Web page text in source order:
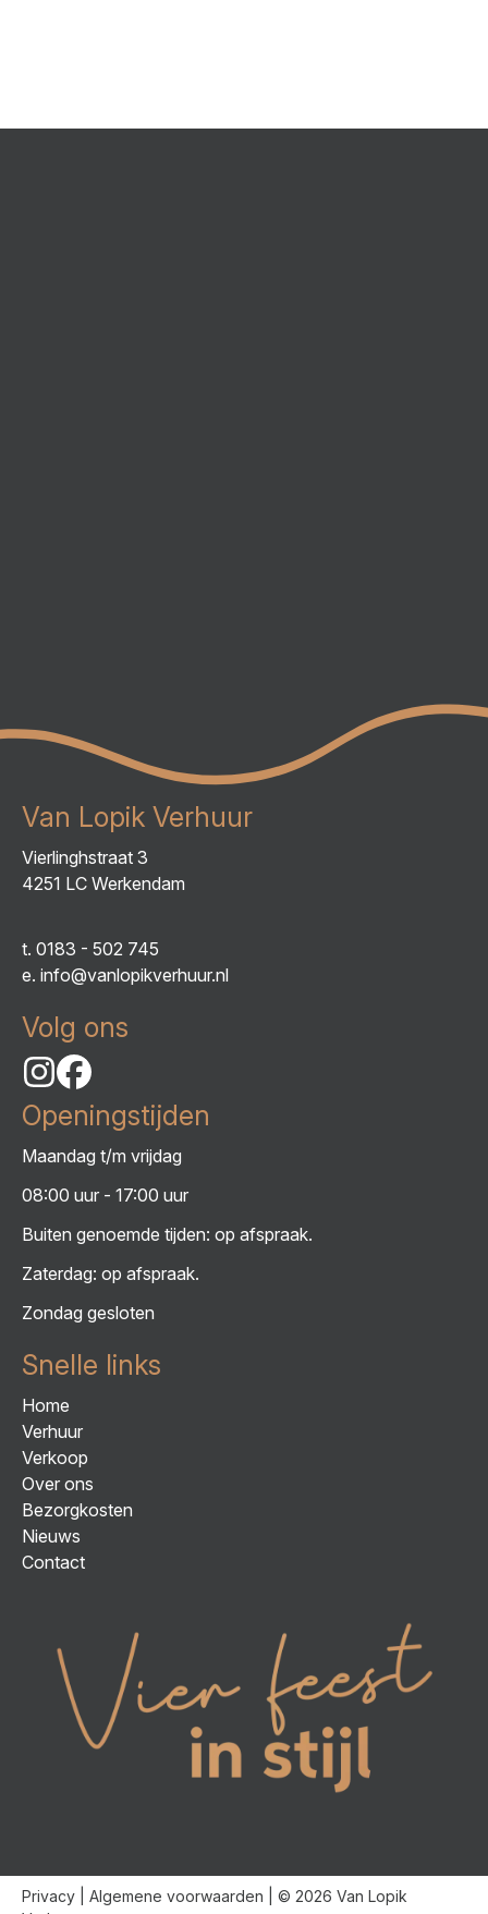
Van Lopik Verhuur
Vierlinghstraat 3
4251 LC Werkendam
t. 0183 - 502 745
e. info@vanlopikverhuur.nl
Volg ons
Openingstijden
Maandag t/m vrijdag
08:00 uur - 17:00 uur
Buiten genoemde tijden: op afspraak.
Zaterdag: op afspraak.
Zondag gesloten
Snelle links
Home
Verhuur
Verkoop
Over ons
Bezorgkosten
Nieuws
Contact
Privacy Algemene voorwaarden | © 2026 Van Lopik